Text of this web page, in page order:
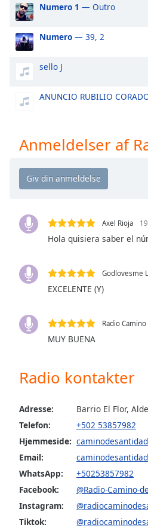
Picture-
in-
Fullscreen
modal
window.
Beginning
window.
Escape
cancel
window.
Color
Opacity
Caption
Area
Background
Color
Numero 1 — Outro
Numero — 39, 2
sello J
ANUNCIO RUBILIO
Anmeldelser af
Axel Rioja
Hola quisiera saber el
Godlovesme
EXCELENTE (Y)
Radio
MUY BUENA
Radio kontakter
Adresse:
Barrio El Flor,
Telefon:
+502 53857982
Hjemmeside:
Email:
WhatsApp:
+50253857982
Facebook:
@Radio-Camino-
Instagram:
Tiktok: